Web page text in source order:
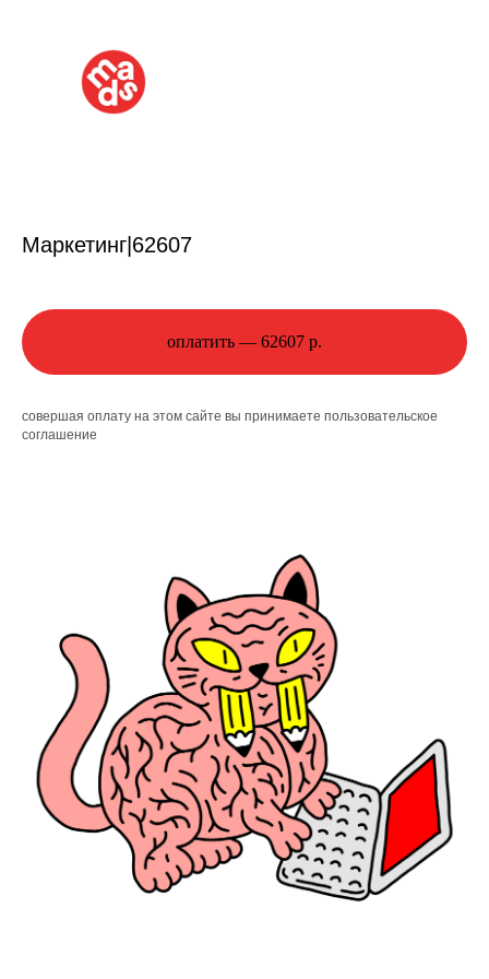
Маркетинг|62607
оплатить — 62607 р.
совершая оплату на этом сайте вы принимаете пользовательское
соглашение